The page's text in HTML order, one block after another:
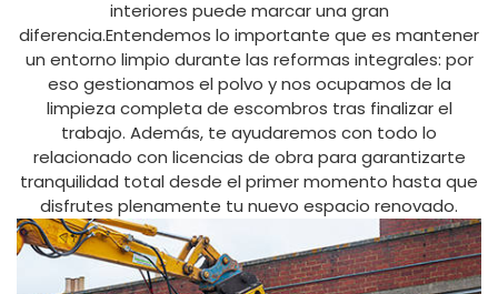
interiores puede marcar una gran
diferencia.Entendemos lo importante que es mantener
un entorno limpio durante las reformas integrales: por
eso gestionamos el polvo y nos ocupamos de la
limpieza completa de escombros tras finalizar el
trabajo. Además, te ayudaremos con todo lo
relacionado con licencias de obra para garantizarte
tranquilidad total desde el primer momento hasta que
disfrutes plenamente tu nuevo espacio renovado.